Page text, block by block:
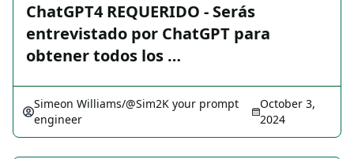
ChatGPT4 REQUERIDO - Serás
entrevistado por ChatGPT para
obtener todos los …
Simeon Williams/@Sim2K your prompt
engineer
October 3,
2024